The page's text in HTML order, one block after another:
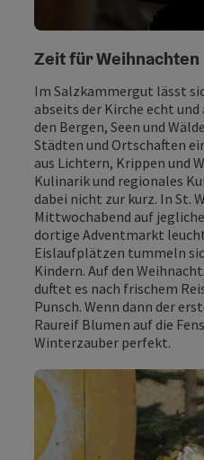
Zeit für Weihnachten
Im Salzkammergut lässt
abseits der Kirche echt
den Bergen, Seen und
Städten und Ortschaften
aus Lichtern, Krippen und
Kulinarik und regionales
dabei nicht zur kurz. In St.
Mittwochabend auf
dortige Adventmarkt
Eislaufplätzen tummeln
Kindern. Auf den
duftet es nach frischem
Punsch. Wenn dann der
Raureif Blumen auf die
Winterzauber perfekt.